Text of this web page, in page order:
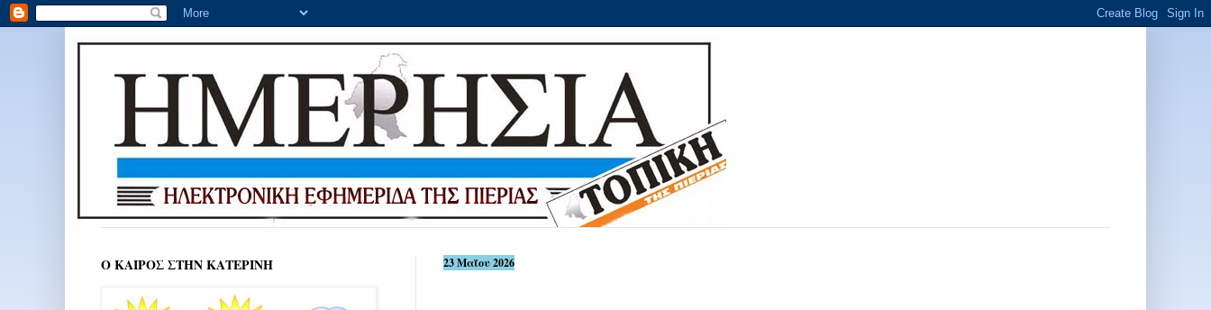
23 Μαΐου 2026
Ο ΚΑΙΡΟΣ ΣΤΗΝ ΚΑΤΕΡΙΝΗ